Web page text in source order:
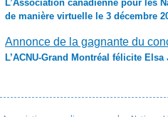
L’Association canadienne pour les
de manière virtuelle le 3 décembre
Annonce de la gagnante du
L’ACNU-Grand Montréal félicite